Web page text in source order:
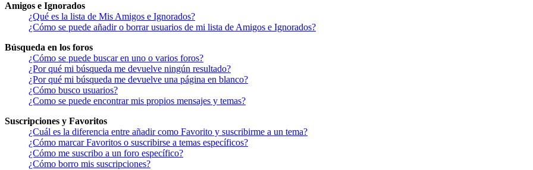
Amigos e Ignorados
¿Qué es la lista de Mis Amigos e Ignorados?
¿Cómo se puede añadir o borrar usuarios de mi lista de Amigos e Ignorados?
Búsqueda en los foros
¿Cómo se puede buscar en uno o varios foros?
¿Por qué mi búsqueda me devuelve ningún resultado?
¿Por qué mi búsqueda me devuelve una página en blanco?
¿Cómo busco usuarios?
¿Como se puede encontrar mis propios mensajes y temas?
Suscripciones y Favoritos
¿Cuál es la diferencia entre añadir como Favorito y suscribirme a un tema?
¿Cómo marcar Favoritos o suscribirse a temas específicos?
¿Cómo me suscribo a un foro específico?
¿Cómo borro mis suscripciones?